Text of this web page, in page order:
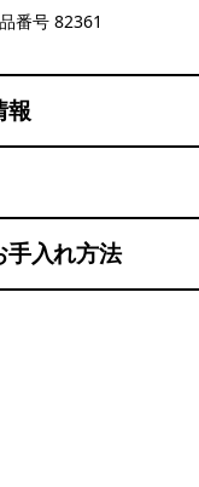
番号 82361
報
手入れ方法